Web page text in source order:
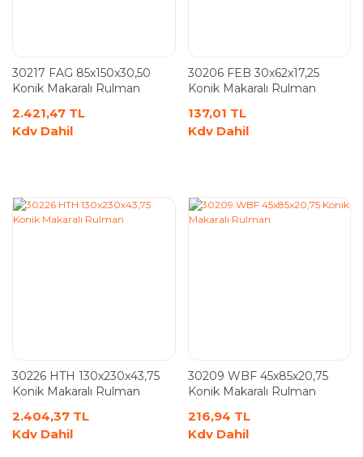
30217 FAG 85x150x30,50
Konik Makaralı Rulman
2.421,47 TL
Kdv Dahil
30206 FEB 30x62x17,25
Konik Makaralı Rulman
137,01 TL
Kdv Dahil
30226 HTH 130x230x43,75
Konik Makaralı Rulman
2.404,37 TL
Kdv Dahil
30209 WBF 45x85x20,75
Konik Makaralı Rulman
216,94 TL
Kdv Dahil